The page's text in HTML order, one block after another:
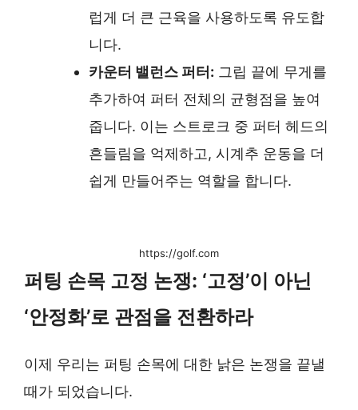
럽게 더 큰 근육을 사용하도록 유도합
니다.
카운터 밸런스 퍼터: 그립 끝에 무게를
추가하여 퍼터 전체의 균형점을 높여
줍니다. 이는 스트로크 중 퍼터 헤드의
흔들림을 억제하고, 시계추 운동을 더
쉽게 만들어주는 역할을 합니다.
https://golf.com
퍼팅 손목 고정 논쟁: ‘고정’이 아닌
‘안정화’로 관점을 전환하라
이제 우리는 퍼팅 손목에 대한 낡은 논쟁을 끝낼
때가 되었습니다.